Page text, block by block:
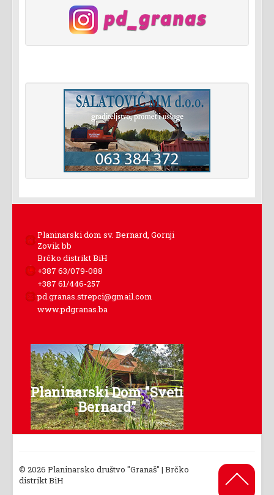
Planinarski dom sv. Bernard, Gornji
Zovik bb
Brčko distrikt BiH
+387 63/079-088
+387 61/446-257
pd.granas.strepci@gmail.com
www.pdgranas.ba
Planinarski Dom "Sveti
Bernard"
Back to
Top
© 2026 Planinarsko društvo "Granaš" | Brčko
distrikt BiH